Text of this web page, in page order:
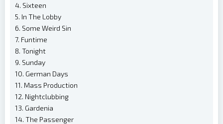
4. Sixteen
5. In The Lobby
6. Some Weird Sin
7. Funtime
8. Tonight
9. Sunday
10. German Days
11. Mass Production
12. Nightclubbing
13. Gardenia
14. The Passenger